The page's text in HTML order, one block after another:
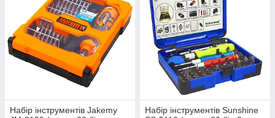
Набір інструментів Jakemy
Набір інструментів Sunshine